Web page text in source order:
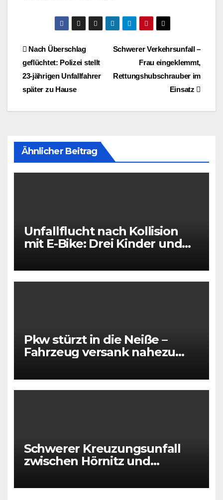
Beitragsnavigation
Schwerer Verkehrsunfall –
Frau eingeklemmt,
Rettungshubschrauber im
Einsatz
Nach Überschlag
geflüchtet: Polizei stellt
23-jährigen Unfallfahrer
später zu Hause
Ähnlicher Beitrag
Unfallflucht nach Kollision
mit E-Bike: Drei Kinder und
Pkw stürzt in die Neiße –
Fahrzeug versank nahezu
Schwerer Kreuzungsunfall
zwischen Hörnitz und